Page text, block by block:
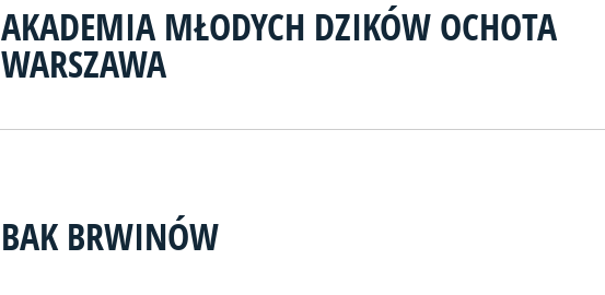
AKADEMIA MŁODYCH DZIKÓW OCHOTA
WARSZAWA
BAK BRWINÓW